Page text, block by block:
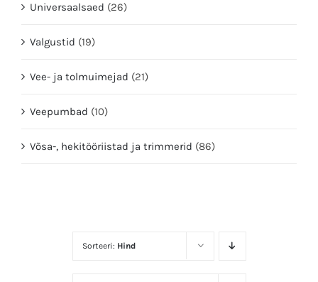
Sorteeri: Hind
Universaalsaed (26)
Valgustid (19)
Vee- ja tolmuimejad (21)
Veepumbad (10)
Võsa-, hekitööriistad ja trimmerid (86)